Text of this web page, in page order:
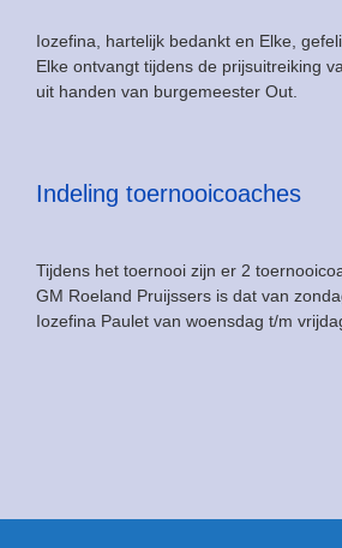
Iozefina, hartelijk bedankt en Elke,
Elke ontvangt tijdens de prijsuitreiking
uit handen van burgemeester Out.
Indeling toernooicoaches
Tijdens het toernooi zijn er 2
GM Roeland Pruijssers is dat van
Iozefina Paulet van woensdag t/m